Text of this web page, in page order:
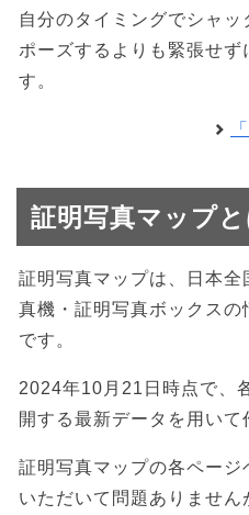
自分のタイミングでシャ
ポーズするよりも緊張せず
す。
証明写真マップと
証明写真マップは、日本
真機・証明写真ボックスの
です。
2024年10月21日時点で、
開する最新データを用いて
証明写真マップの各ペー
いただいて問題ありませ